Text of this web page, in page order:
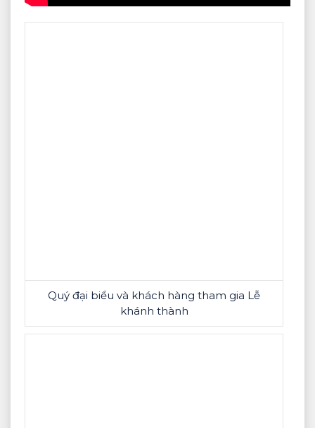
Quý đại biểu và khách hàng tham gia Lễ
khánh thành